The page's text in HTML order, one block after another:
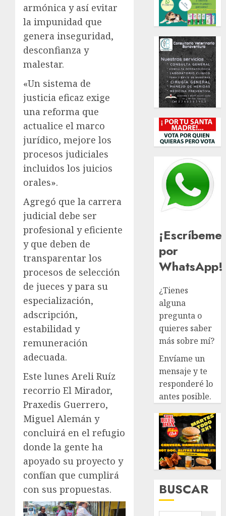
armónica y así evitar
la impunidad que
genera inseguridad,
desconfianza y
malestar.
«Un sistema de
justicia eficaz exige
una reforma que
actualice el marco
jurídico, mejore los
procesos judiciales
incluidos los juicios
orales».
Agregó que la carrera
judicial debe ser
profesional y eficiente
y que deben de
transparentar los
procesos de selección
de jueces y para su
especialización,
adscripción,
estabilidad y
remuneración
adecuada.
Este lunes Areli Ruíz
recorrio El Mirador,
Praxedis Guerrero,
Miguel Alemán y
concluirá en el refugio
donde la gente ha
apoyado su proyecto y
confían que cumplirá
con sus propuestas.
¡Escríbeme
por
WhatsApp!
¿Tienes
alguna
pregunta o
quieres saber
más sobre mí?
Envíame un
mensaje y te
responderé lo
antes posible.
BUSCAR